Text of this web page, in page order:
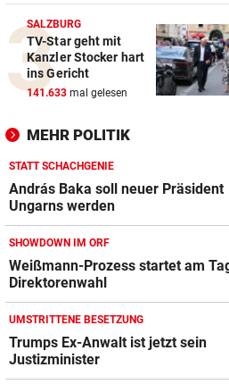
„Unfassbar“: Auch AK-
über Stocker empört
NEUE REGIONALLIGA
„In die Top-4 zu kommen,
Mure im Valsertal: „Hier
Klimawandel“
RISKANTES MANÖVER
Biker bei Überholversuch auf
L200 verunfallt
LIVE: Legendentreffen! Rapid
gegen Werder Bremen
SALZBURG
TV-Star geht mit
Kanzler Stocker hart
ins Gericht
141.633 mal gelesen
MEHR POLITIK
STATT SCHACHGENIE
András Baka soll neuer Präsident
Ungarns werden
SHOWDOWN IM ORF
Weißmann-Prozess startet am
Direktorenwahl
UMSTRITTENE BESETZUNG
Trumps Ex-Anwalt ist jetzt sein
Justizminister